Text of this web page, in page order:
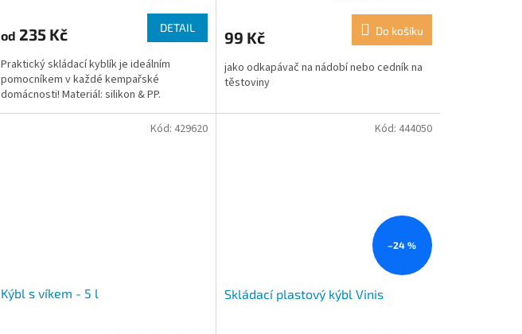
od 235 Kč DETAIL
Praktický skládací kyblík je ideálním
pomocníkem v každé kempařské
domácnosti! Materiál: silikon & PP.
99 Kč Do košíku
jako odkapávač na nádobí nebo cedník na
těstoviny
Kýbl s víkem - 5 l
Kód: 429620
–24 %
Skládací plastový kýbl Vinis
Kód: 444050